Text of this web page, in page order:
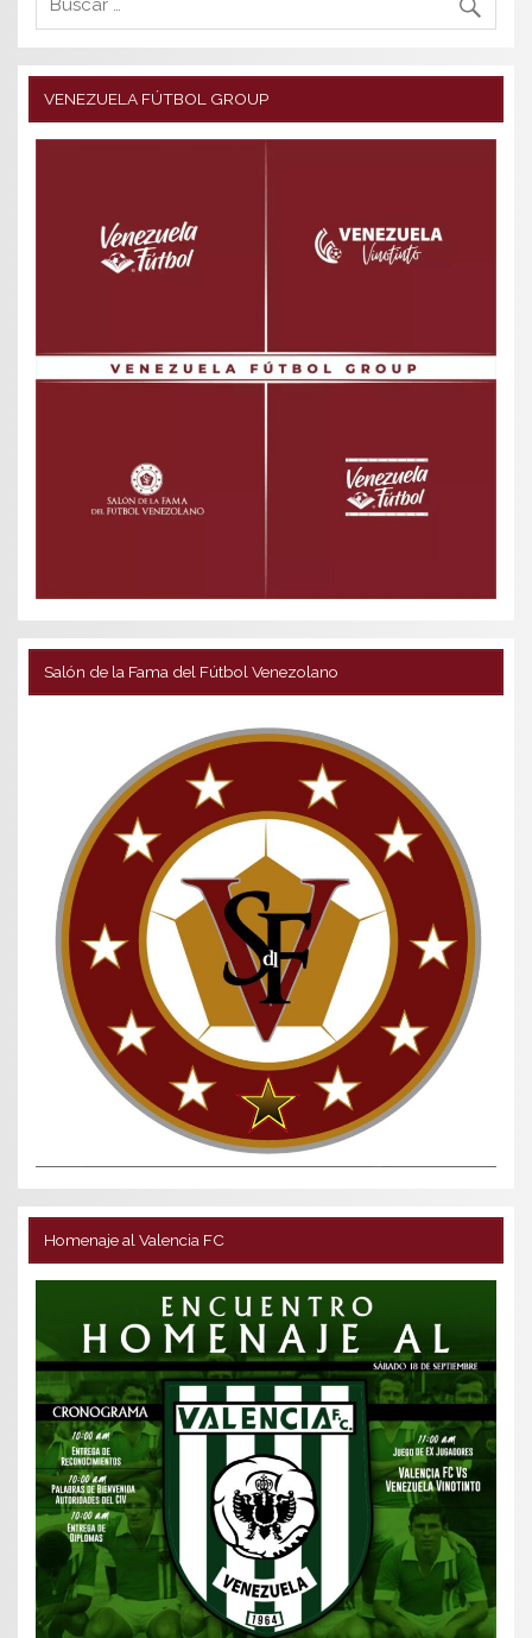
VENEZUELA FÚTBOL GROUP
Salón de la Fama del Fútbol Venezolano
Homenaje al Valencia FC